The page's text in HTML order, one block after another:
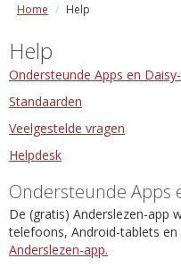
Home Help
Help
Ondersteunde Apps en
Standaarden
Veelgestelde vragen
Helpdesk
Ondersteunde Apps
De (gratis) Anderslezen-app
telefoons, Android-tablets en
Anderslezen-app.